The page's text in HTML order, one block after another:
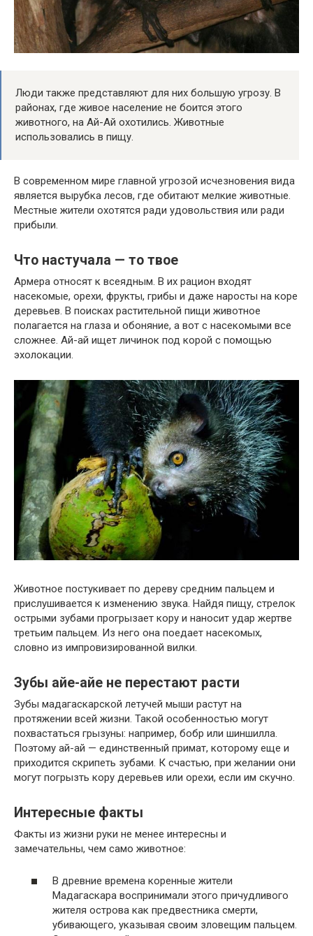
Люди также представляют для них большую угрозу. В
районах, где живое население не боится этого
животного, на Ай-Ай охотились. Животные
использовались в пищу.
В современном мире главной угрозой исчезновения вида
является вырубка лесов, где обитают мелкие животные.
Местные жители охотятся ради удовольствия или ради
прибыли.
Что настучала — то твое
Армера относят к всеядным. В их рацион входят
насекомые, орехи, фрукты, грибы и даже наросты на коре
деревьев. В поисках растительной пищи животное
полагается на глаза и обоняние, а вот с насекомыми все
сложнее. Ай-ай ищет личинок под корой с помощью
эхолокации.
Животное постукивает по дереву средним пальцем и
прислушивается к изменению звука. Найдя пищу, стрелок
острыми зубами прогрызает кору и наносит удар жертве
третьим пальцем. Из него она поедает насекомых,
словно из импровизированной вилки.
Зубы айе-айе не перестают расти
Зубы мадагаскарской летучей мыши растут на
протяжении всей жизни. Такой особенностью могут
похвастаться грызуны: например, бобр или шиншилла.
Поэтому ай-ай — единственный примат, которому еще и
приходится скрипеть зубами. К счастью, при желании они
могут погрызть кору деревьев или орехи, если им скучно.
Интересные факты
Факты из жизни руки не менее интересны и
замечательны, чем само животное:
В древние времена коренные жители
Мадагаскара воспринимали этого причудливого
жителя острова как предвестника смерти,
убивающего, указывая своим зловещим пальцем.